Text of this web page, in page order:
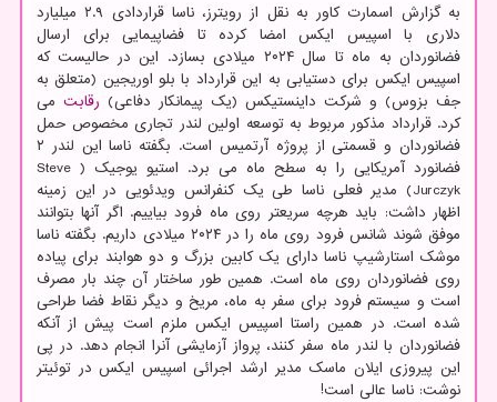
به گزارش اسمارت کاور به نقل از رویترز، ناسا قراردادی ۲.۹ میلیارد
دلاری با اسپیس ایکس امضا کرده تا فضاپیمایی برای ارسال
فضانوردان به ماه تا سال ۲۰۲۴ میلادی بسازد. این در حالیست که
اسپیس ایکس برای دستیابی به این قرارداد با بلو اوریجین (متعلق به
جف بزوس) و شرکت داینستیکس (یک پیمانکار دفاعی) رقابت می
کرد. قرارداد مذکور مربوط به توسعه اولین لندر تجاری مخصوص حمل
فضانوردان و قسمتی از پروژه آرتمیس است. بگفته ناسا این لندر ۲
فضانورد آمریکایی را به سطح ماه می برد. استیو یوجیک ( Steve
Jurczyk) مدیر فعلی ناسا طی یک کنفرانس ویدئویی در این زمینه
اظهار داشت: باید هرچه سریعتر روی ماه فرود بیاییم. اگر آنها بتوانند
موفق شوند شانس فرود روی ماه را در ۲۰۲۴ میلادی داریم. بگفته ناسا
موشک استارشیپ ناسا دارای یک کابین بزرگ و دو هوابند برای پیاده
روی فضانوردان روی ماه است. همین طور ساختار آن چند بار مصرف
است و سیستم فرود برای سفر به ماه، مریخ و دیگر نقاط فضا طراحی
شده است. در همین راستا اسپیس ایکس ملزم است پیش از آنکه
فضانوردان با لندر ماه سفر کنند، پرواز آزمایشی آنرا انجام دهد. در پی
این پیروزی ایلان ماسک مدیر ارشد اجرائی اسپیس ایکس در توئیتر
نوشت: ناسا عالی است!